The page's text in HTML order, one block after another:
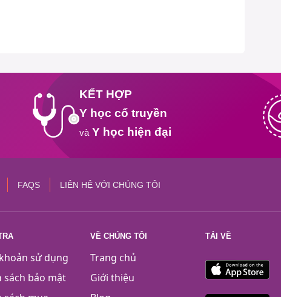
KẾT HỢP
Y học cổ truyền
vàY học hiện đại
FAQS LIÊN HỆ VỚI CHÚNG TÔI
sử dụng
sách bảo mật
VỀ CHÚNG TÔI
Trang chủ
Giới thiệu
TẢI VỀ